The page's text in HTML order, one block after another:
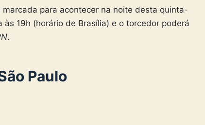
marcada para acontecer na noite desta quinta-
19h (horário de Brasília) e o torcedor poderá
.
Paulo